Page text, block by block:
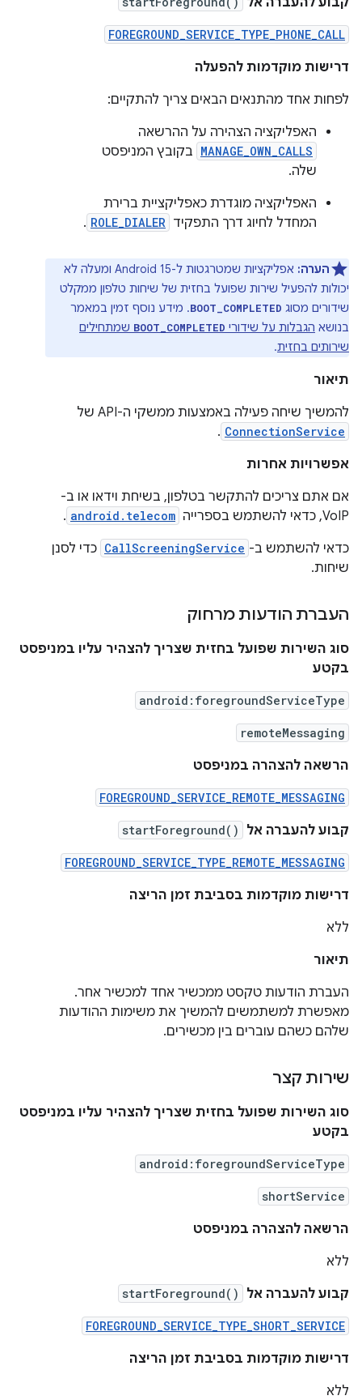
FOREGROUND_SERVICE_TYPE_PHONE_CALL
דרישות מוקדמות להפעלה
לפחות אחד מהתנאים הבאים צריך להתקיים:
האפליקציה הצהירה על ההרשאה
MANAGE_OWN_CALLS בקובץ המניפסט
שלה.
האפליקציה מוגדרת כאפליקציית ברירת
המחדל לחיוג דרך התפקיד ROLE_DIALER
.
הערה:
אפליקציות שמטרגטות ל-Android 15 ומעלה לא
יכולות להפעיל שירות שפועל בחזית של שיחות טלפון ממקלט
שידורים מסוג BOOT_COMPLETED. מידע נוסף זמין במאמר
בנושא הגבלות על שידורי BOOT_COMPLETED שמתחילים
שירותים בחזית.
תיאור
להמשיך שיחה פעילה באמצעות ממשקי ה-API של
ConnectionService
.
אפשרויות אחרות
אם אתם צריכים להתקשר בטלפון, בשיחת וידאו או ב-
VoIP, כדאי להשתמש בספרייה
android.telecom
.
כדאי להשתמש ב- CallScreeningService כדי לסנן
שיחות.
העברת הודעות מרחוק
סוג השירות שפועל בחזית שצריך להצהיר עליו במניפסט
בקטע
android:foregroundServiceType
remoteMessaging
הרשאה להצהרה במניפסט
FOREGROUND_SERVICE_REMOTE_MESSAGING
קבוע להעברה אל startForeground()
FOREGROUND_SERVICE_TYPE_REMOTE_MESSAGING
דרישות מוקדמות בסביבת זמן הריצה
ללא
תיאור
העברת הודעות טקסט ממכשיר אחד למכשיר אחר.
מאפשרת למשתמשים להמשיך את משימות ההודעות
שלהם כשהם עוברים בין מכשירים.
שירות קצר
סוג השירות שפועל בחזית שצריך להצהיר עליו במניפסט
בקטע
android:foregroundServiceType
shortService
הרשאה להצהרה במניפסט
ללא
קבוע להעברה אל
startForeground()
FOREGROUND_SERVICE_TYPE_SHORT_SERVICE
דרישות מוקדמות בסביבת זמן הריצה
ללא